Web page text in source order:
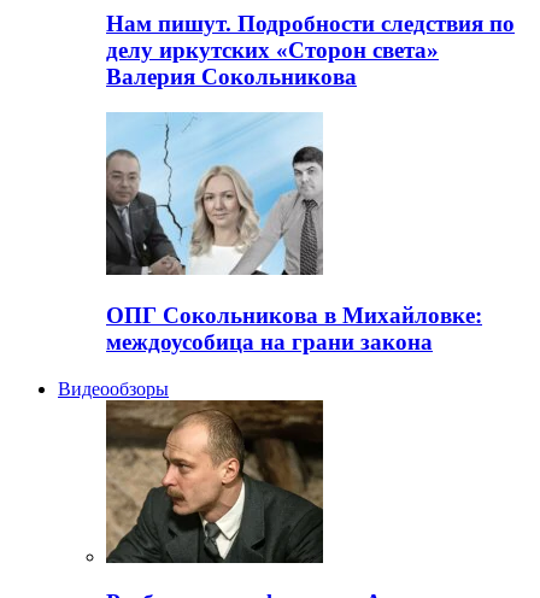
Нам пишут. Подробности следствия по
делу иркутских «Сторон света»
Валерия Сокольникова
ОПГ Сокольникова в Михайловке:
междоусобица на грани закона
Видеообзоры